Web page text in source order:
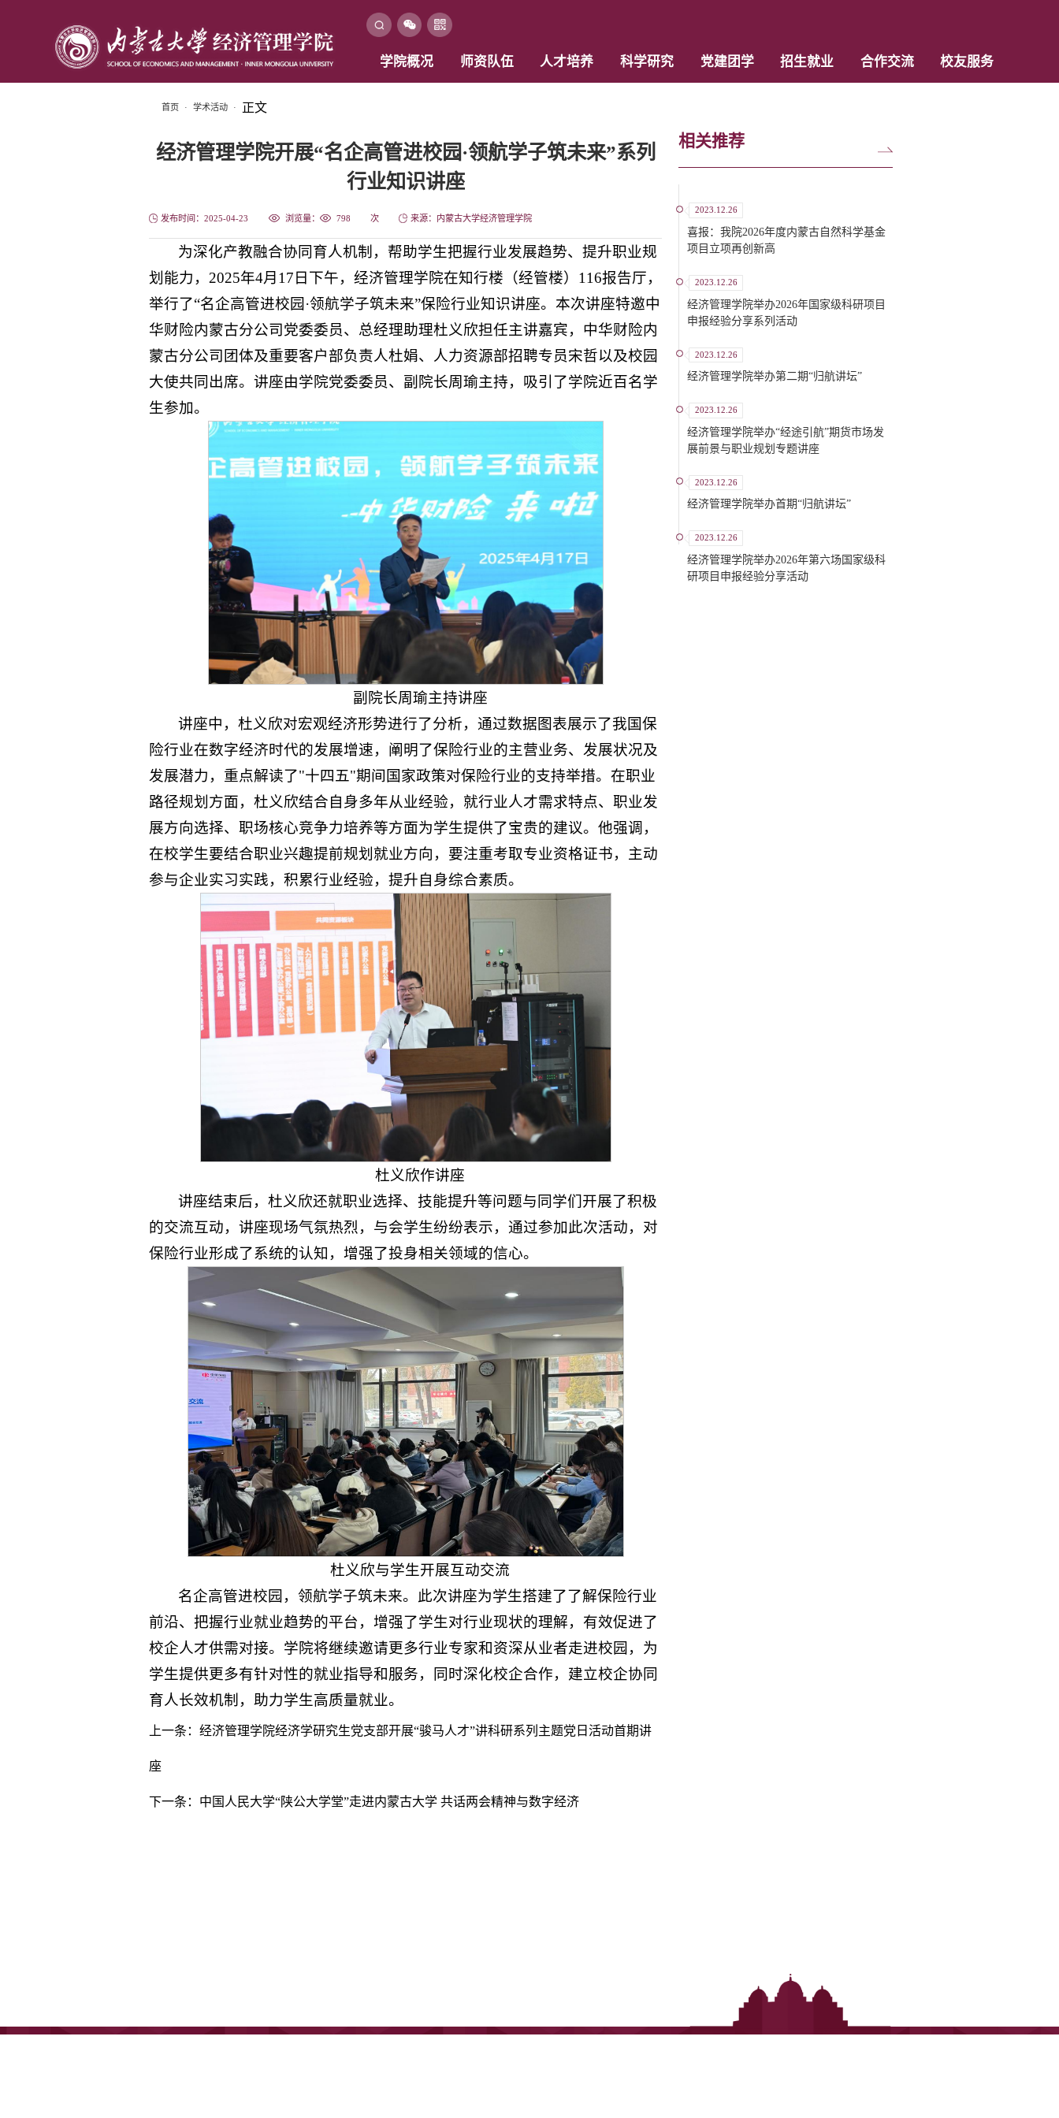
学院概况 师资队伍 人才培养 科学研究 党建团学 招生就业 合作交流 校友服务
首页 · 学术活动 · 正文
经济管理学院开展“名企高管进校园·领航学子筑未来”系列
行业知识讲座
发布时间：2025-04-23 浏览量： 798 次 来源：内蒙古大学经济管理学院
为深化产教融合协同育人机制，帮助学生把握行业发展趋势、提升职业规
划能力，2025年4月17日下午，经济管理学院在知行楼（经管楼）116报告厅，
举行了“名企高管进校园·领航学子筑未来”保险行业知识讲座。本次讲座特邀中
华财险内蒙古分公司党委委员、总经理助理杜义欣担任主讲嘉宾，中华财险内
蒙古分公司团体及重要客户部负责人杜娟、人力资源部招聘专员宋哲以及校园
大使共同出席。讲座由学院党委委员、副院长周瑜主持，吸引了学院近百名学
生参加。
副院长周瑜主持讲座
讲座中，杜义欣对宏观经济形势进行了分析，通过数据图表展示了我国保
险行业在数字经济时代的发展增速，阐明了保险行业的主营业务、发展状况及
发展潜力，重点解读了"十四五"期间国家政策对保险行业的支持举措。在职业
路径规划方面，杜义欣结合自身多年从业经验，就行业人才需求特点、职业发
展方向选择、职场核心竞争力培养等方面为学生提供了宝贵的建议。他强调，
在校学生要结合职业兴趣提前规划就业方向，要注重考取专业资格证书，主动
参与企业实习实践，积累行业经验，提升自身综合素质。
杜义欣作讲座
讲座结束后，杜义欣还就职业选择、技能提升等问题与同学们开展了积极
的交流互动，讲座现场气氛热烈，与会学生纷纷表示，通过参加此次活动，对
保险行业形成了系统的认知，增强了投身相关领域的信心。
杜义欣与学生开展互动交流
名企高管进校园，领航学子筑未来。此次讲座为学生搭建了了解保险行业
前沿、把握行业就业趋势的平台，增强了学生对行业现状的理解，有效促进了
校企人才供需对接。学院将继续邀请更多行业专家和资深从业者走进校园，为
学生提供更多有针对性的就业指导和服务，同时深化校企合作，建立校企协同
育人长效机制，助力学生高质量就业。
上一条： 经济管理学院经济学研究生党支部开展“骏马人才”讲科研系列主题党日活动首期讲
座
下一条： 中国人民大学“陕公大学堂”走进内蒙古大学 共话两会精神与数字经济
相关推荐
2023.12.26
喜报：我院2026年度内蒙古自然科学基金
项目立项再创新高
2023.12.26
经济管理学院举办2026年国家级科研项目
申报经验分享系列活动
2023.12.26
经济管理学院举办第二期“归航讲坛”
2023.12.26
经济管理学院举办“经途引航”期货市场发
展前景与职业规划专题讲座
2023.12.26
经济管理学院举办首期“归航讲坛”
2023.12.26
经济管理学院举办2026年第六场国家级科
研项目申报经验分享活动